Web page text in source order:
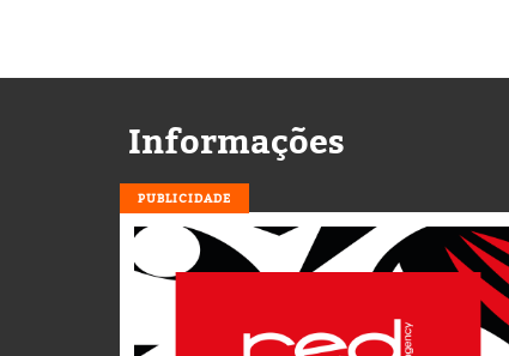
Informações
PUBLICIDADE